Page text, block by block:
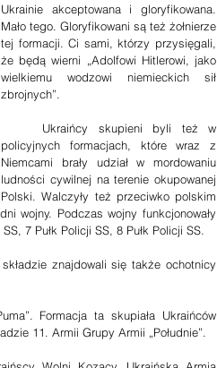
Ukrainie akceptowana i gloryfikowana.
Mało tego. Gloryfikowani są też żołnierze
tej formacji. Ci sami, którzy przysięgali,
że będą wierni „Adolfowi Hitlerowi, jako
wielkiemu wodzowi niemieckich sił
zbrojnych”.
Ukraińcy skupieni byli też w
policyjnych formacjach, które wraz z
Niemcami brały udział w mordowaniu
ludności cywilnej na terenie okupowanej
Polski. Walczyły też przeciwko polskim
wojny. Podczas wojny funkcjonowały
7 Pułk Policji SS, 8 Pułk Policji SS.
znajdowali się także ochotnicy
Formacja ta skupiała Ukraińców
11. Armii Grupy Armii „Południe”.